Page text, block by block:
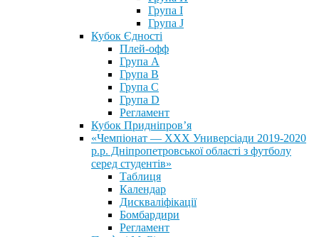
Група I
Група J
Кубок Єдності
Плей-офф
Група А
Група В
Група С
Група D
Регламент
Кубок Придніпров’я
«Чемпіонат — ХХХ Универсіади 2019-2020
р.р. Дніпропетровської області з футболу
серед студентів»
Таблиця
Календар
Дискваліфікації
Бомбардири
Регламент